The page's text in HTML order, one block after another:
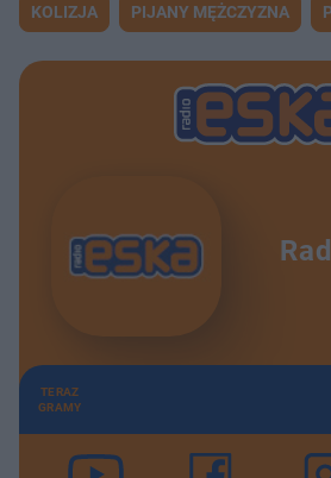
KOLIZJA PIJANY MĘŻCZYZNA
TERAZ
GRAMY